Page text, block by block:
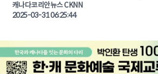
스 | CKNNEWS | 캐나다뉴스 | 토론토뉴스
캐나다코리안뉴스 CKNN
2025-03-31 06:25:44